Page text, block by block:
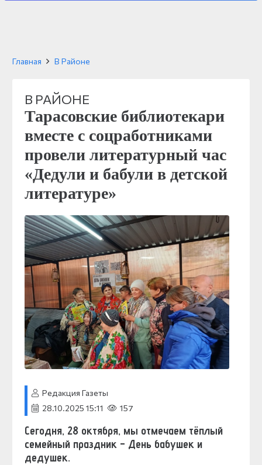
Главная В Районе
В РАЙОНЕ
Тарасовские библиотекари
вместе с соцработниками
провели литературный час
«Дедули и бабули в детской
литературе»
Редакция Газеты
28.10.2025 15:11
157
Сегодня, 28 октября, мы отмечаем тёплый
семейный праздник – День бабушек и
дедушек.